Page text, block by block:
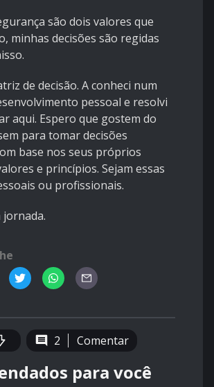
são dois valores que
minhas decisões são regidas
de decisão. A conheci num
pessoal e resolvi
aqui. Espero que gostem do
para tomar decisões
base nos seus próprios
e princípios. Sejam essas
ou profissionais.
jornada.
2 Comentar
para você